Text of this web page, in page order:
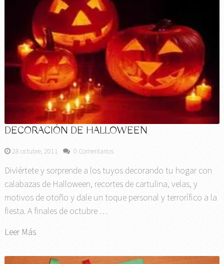
DECORACIÓN DE HALLOWEEN
28 octubre, 2011 0 Comentarios
Diviértete y sorprende a los tuyos decorando tu hogar con
calabazas de Halloween, recortes de cartulina, velas, y
motivos de otoño y dale un toque personal y terrorífico a la
fiesta. A finales de octubre …
Leer Más